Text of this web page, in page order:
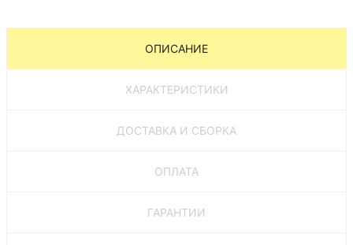
ОПИСАНИЕ
ХАРАКТЕРИСТИКИ
ДОСТАВКА И СБОРКА
ОПЛАТА
ГАРАНТИИ